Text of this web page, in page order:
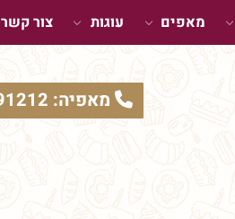
מאפיה: 08-6891212
מאפים עוגות צור קשר